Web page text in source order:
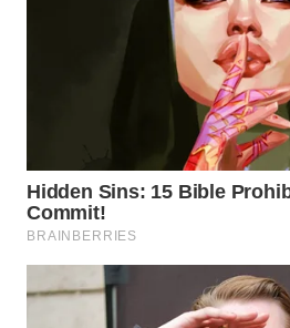
WN
PURWAKARTA
PRIANGAN